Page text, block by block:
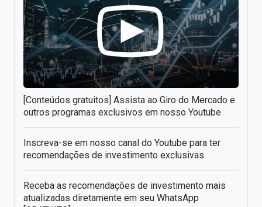
[Conteúdos gratuitos] Assista ao Giro do Mercado e
outros programas exclusivos em nosso Youtube
Inscreva-se em nosso canal do Youtube para ter
recomendações de investimento exclusivas
Receba as recomendações de investimento mais
atualizadas diretamente em seu WhatsApp